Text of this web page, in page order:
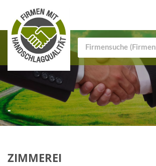
-
ZIMMEREI